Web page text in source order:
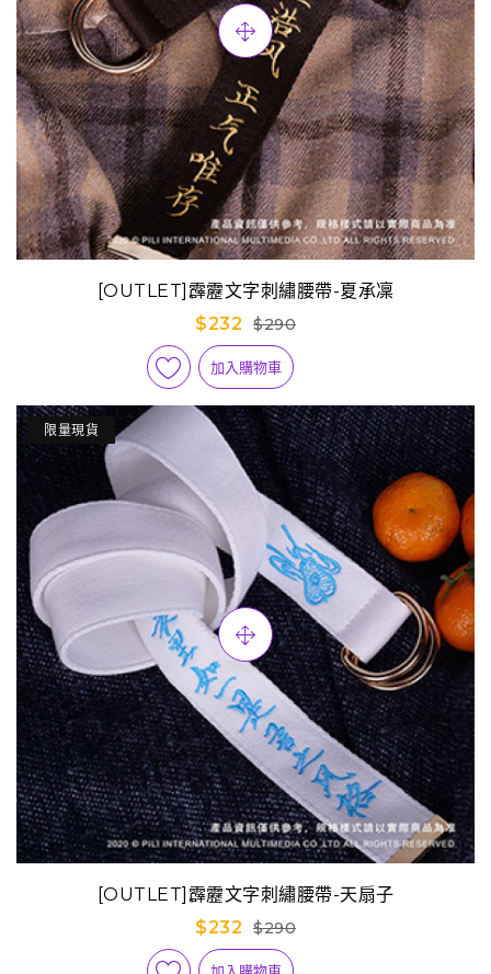
[OUTLET]霹靂文字刺繡腰帶-夏承凜
$232
$290
加入購物車
限量現貨
[OUTLET]霹靂文字刺繡腰帶-天扇子
$232
$290